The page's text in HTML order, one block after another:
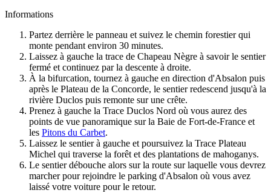
Informations
Partez derrière le panneau et suivez le chemin forestier qui
monte pendant environ 30 minutes.
Laissez à gauche la trace de Chapeau Nègre à savoir le sentier
fermé et continuez par la descente à droite.
À la bifurcation, tournez à gauche en direction d'Absalon puis
après le Plateau de la Concorde, le sentier redescend jusqu'à la
rivière Duclos puis remonte sur une crête.
Prenez à gauche la Trace Duclos Nord où vous aurez des
points de vue panoramique sur la Baie de Fort-de-France et
les Pitons du Carbet.
Laissez le sentier à gauche et poursuivez la Trace Plateau
Michel qui traverse la forêt et des plantations de mahoganys.
Le sentier débouche alors sur la route sur laquelle vous devrez
marcher pour rejoindre le parking d'Absalon où vous avez
laissé votre voiture pour le retour.